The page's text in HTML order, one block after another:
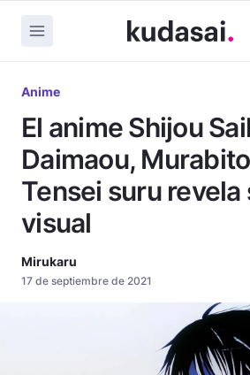
Anime
El anime Shijou
Daimaou,
Tensei suru
visual
Mirukaru
17 de septiembre de 2021